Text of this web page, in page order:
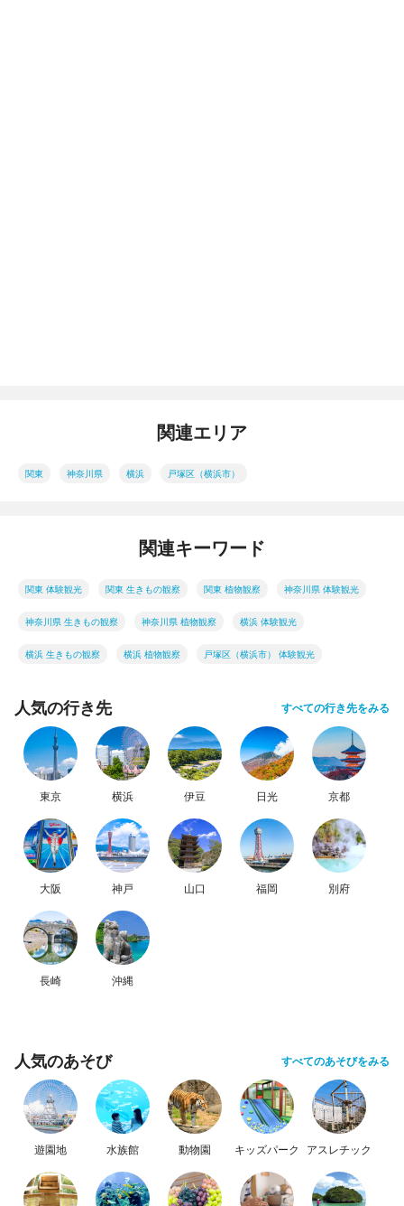
関連エリア
関東 神奈川県 横浜 戸塚区（横浜市）
関連キーワード
関東 体験観光 関東 生きもの観察 関東 植物観察 神奈川県 体験観光
神奈川県 生きもの観察 神奈川県 植物観察 横浜 体験観光
横浜 生きもの観察 横浜 植物観察 戸塚区（横浜市） 体験観光
人気の行き先 すべての行き先をみる
東京 横浜 伊豆 日光 京都
大阪 神戸 山口 福岡 別府
長崎 沖縄
人気のあそび すべてのあそびをみる
遊園地 水族館 動物園 キッズパーク アスレチック